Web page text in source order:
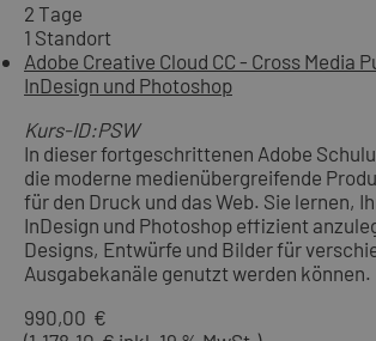
2 Tage
1 Standort
Adobe Creative Cloud CC - Cross Media
InDesign und Photoshop
Kurs-ID:PSW
In dieser fortgeschrittenen Adobe
die moderne medienübergreifende
für den Druck und das Web. Sie lernen,
InDesign und Photoshop effizient
Designs, Entwürfe und Bilder für
Ausgabekanäle genutzt werden können.
990,00 €